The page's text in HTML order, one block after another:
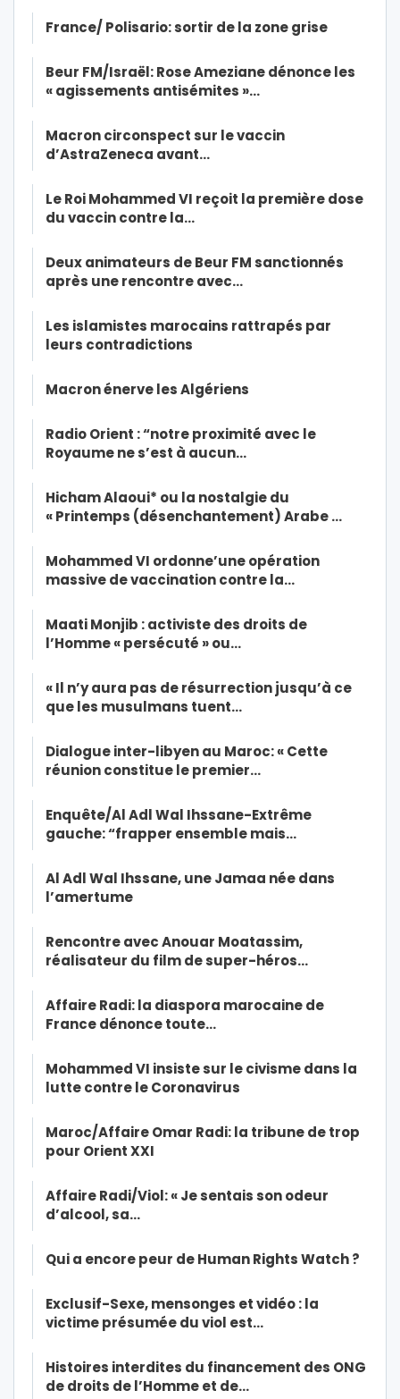
France/ Polisario: sortir de la zone grise
Beur FM/Israël: Rose Ameziane dénonce les
« agissements antisémites »…
Macron circonspect sur le vaccin
d’AstraZeneca avant…
Le Roi Mohammed VI reçoit la première dose
du vaccin contre la…
Deux animateurs de Beur FM sanctionnés
après une rencontre avec…
Les islamistes marocains rattrapés par
leurs contradictions
Macron énerve les Algériens
Radio Orient : “notre proximité avec le
Royaume ne s’est à aucun…
Hicham Alaoui* ou la nostalgie du
« Printemps (désenchantement) Arabe …
Mohammed VI ordonne’une opération
massive de vaccination contre la…
Maati Monjib : activiste des droits de
l’Homme « persécuté » ou…
« Il n’y aura pas de résurrection jusqu’à ce
que les musulmans tuent…
Dialogue inter-libyen au Maroc: « Cette
réunion constitue le premier…
Enquête/Al Adl Wal Ihssane-Extrême
gauche: “frapper ensemble mais…
Al Adl Wal Ihssane, une Jamaa née dans
l’amertume
Rencontre avec Anouar Moatassim,
réalisateur du film de super-héros…
Affaire Radi: la diaspora marocaine de
France dénonce toute…
Mohammed VI insiste sur le civisme dans la
lutte contre le Coronavirus
Maroc/Affaire Omar Radi: la tribune de trop
pour Orient XXI
Affaire Radi/Viol: « Je sentais son odeur
d’alcool, sa…
Qui a encore peur de Human Rights Watch ?
Exclusif-Sexe, mensonges et vidéo : la
victime présumée du viol est…
Histoires interdites du financement des ONG
de droits de l’Homme et de…